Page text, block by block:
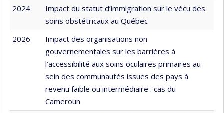
2024
Impact du statut d’immigration sur le vécu des
soins obstétricaux au Québec
2026
Impact des organisations non
gouvernementales sur les barrières à
l’accessibilité aux soins oculaires primaires au
sein des communautés issues des pays à
revenu faible ou intermédiaire : cas du
Cameroun